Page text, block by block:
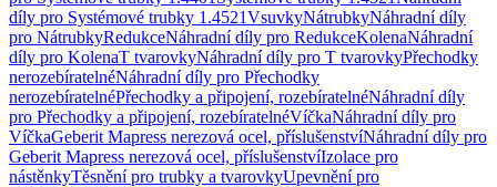
díly pro Systémové trubky 1.4521VsuvkyNátrubkyNáhradní díly
pro NátrubkyRedukceNáhradní díly pro RedukceKolenaNáhradní
díly pro KolenaT tvarovkyNáhradní díly pro T tvarovkyPřechodky
nerozebíratelnéNáhradní díly pro Přechodky
nerozebíratelnéPřechodky a připojení, rozebíratelnéNáhradní díly
pro Přechodky a připojení, rozebíratelnéVíčkaNáhradní díly pro
VíčkaGeberit Mapress nerezová ocel, příslušenstvíNáhradní díly pro
Geberit Mapress nerezová ocel, příslušenstvíIzolace pro
nástěnkyTěsnění pro trubky a tvarovkyUpevnění pro